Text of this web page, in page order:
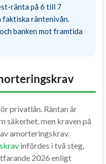
ränta på 6 till 7
faktiska räntenivån.
banken mot framtida
privatlån. Räntan är
säkerhet, men kraven på
amorteringskrav.
infördes i två steg,
2026 enligt